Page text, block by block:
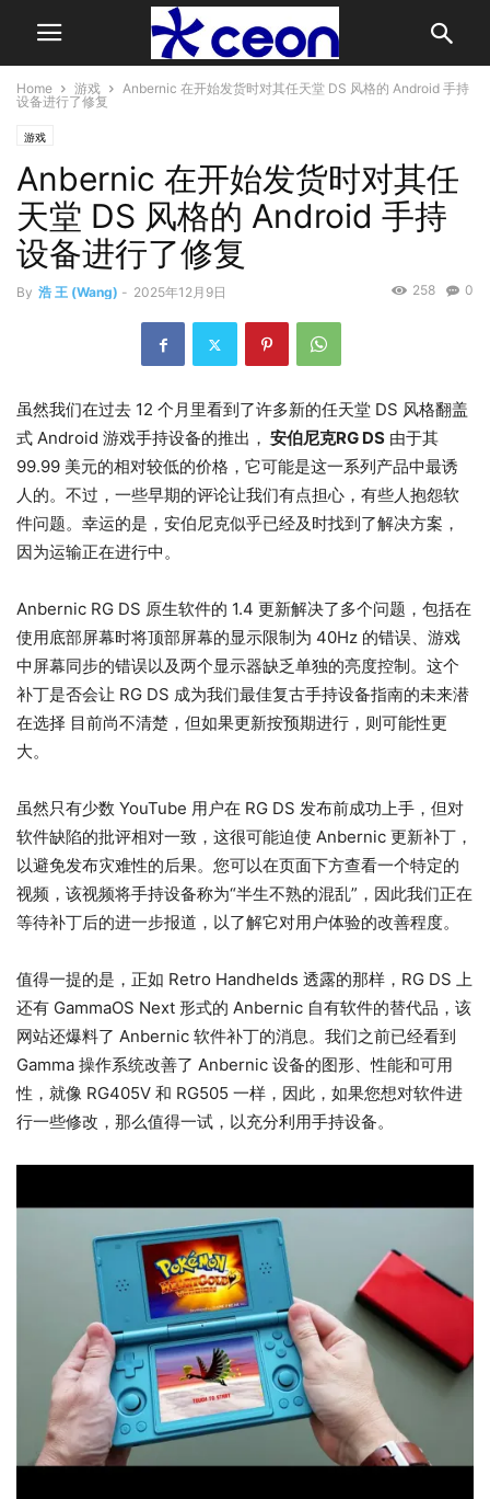
Home 游戏
Anbernic 在开始发货时对其任天堂 DS 风格的 Android 手持
设备进行了修复
游戏
Anbernic 在开始发货时对其任
天堂 DS 风格的 Android 手持
设备进行了修复
By 浩 王 (Wang) - 2025年12月9日 0
258
虽然我们在过去 12 个月里看到了许多新的任天堂 DS 风格翻盖
式 Android 游戏手持设备的推出， 安伯尼克RG DS 由于其
99.99 美元的相对较低的价格，它可能是这一系列产品中最诱
人的。不过，一些早期的评论让我们有点担心，有些人抱怨软
件问题。幸运的是，安伯尼克似乎已经及时找到了解决方案，
因为运输正在进行中。
Anbernic RG DS 原生软件的 1.4 更新解决了多个问题，包括在
使用底部屏幕时将顶部屏幕的显示限制为 40Hz 的错误、游戏
中屏幕同步的错误以及两个显示器缺乏单独的亮度控制。这个
补丁是否会让 RG DS 成为我们最佳复古手持设备指南的未来潜
在选择 目前尚不清楚，但如果更新按预期进行，则可能性更
大。
虽然只有少数 YouTube 用户在 RG DS 发布前成功上手，但对
软件缺陷的批评相对一致，这很可能迫使 Anbernic 更新补丁，
以避免发布灾难性的后果。您可以在页面下方查看一个特定的
视频，该视频将手持设备称为“半生不熟的混乱”，因此我们正在
等待补丁后的进一步报道，以了解它对用户体验的改善程度。
值得一提的是，正如 Retro Handhelds 透露的那样，RG DS 上
还有 GammaOS Next 形式的 Anbernic 自有软件的替代品，该
网站还爆料了 Anbernic 软件补丁的消息。我们之前已经看到
Gamma 操作系统改善了 Anbernic 设备的图形、性能和可用
性，就像 RG405V 和 RG505 一样，因此，如果您想对软件进
行一些修改，那么值得一试，以充分利用手持设备。